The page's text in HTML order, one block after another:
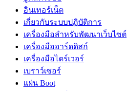
อินเทอร์เน็ต
เกี่ยวกับระบบปฏิบัติการ
เครื่องมือสำหรับพัฒนาเว็บไซต์
เครื่องมือฮาร์ดดิสก์
เครื่องมือไดร์เวอร์
เบราว์เซอร์
แผ่น Boot